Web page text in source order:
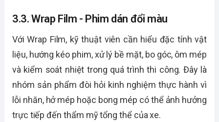
3.3. Wrap Film - Phim dán đổi màu
Với Wrap Film, kỹ thuật viên cần hiểu đặc tính vật
liệu, hướng kéo phim, xử lý bề mặt, bo góc, ôm mép
và kiểm soát nhiệt trong quá trình thi công. Đây là
nhóm sản phẩm đòi hỏi kinh nghiệm thực hành vì
lỗi nhăn, hở mép hoặc bong mép có thể ảnh hưởng
trực tiếp đến thẩm mỹ tổng thể của xe.